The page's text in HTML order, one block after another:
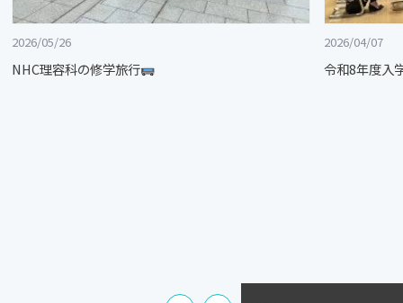
2026/05/26
NHC理容科の修学旅行
2026/04/07
令和8年度入